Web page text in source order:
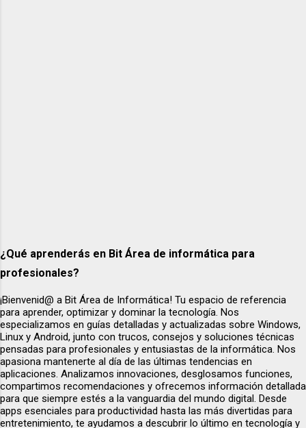
¿Qué aprenderás en Bit Área de informática para
profesionales?
¡Bienvenid@ a Bit Área de Informática! Tu espacio de referencia
para aprender, optimizar y dominar la tecnología. Nos
especializamos en guías detalladas y actualizadas sobre Windows,
Linux y Android, junto con trucos, consejos y soluciones técnicas
pensadas para profesionales y entusiastas de la informática. Nos
apasiona mantenerte al día de las últimas tendencias en
aplicaciones. Analizamos innovaciones, desglosamos funciones,
compartimos recomendaciones y ofrecemos información detallada
para que siempre estés a la vanguardia del mundo digital. Desde
apps esenciales para productividad hasta las más divertidas para
entretenimiento, te ayudamos a descubrir lo último en tecnología y